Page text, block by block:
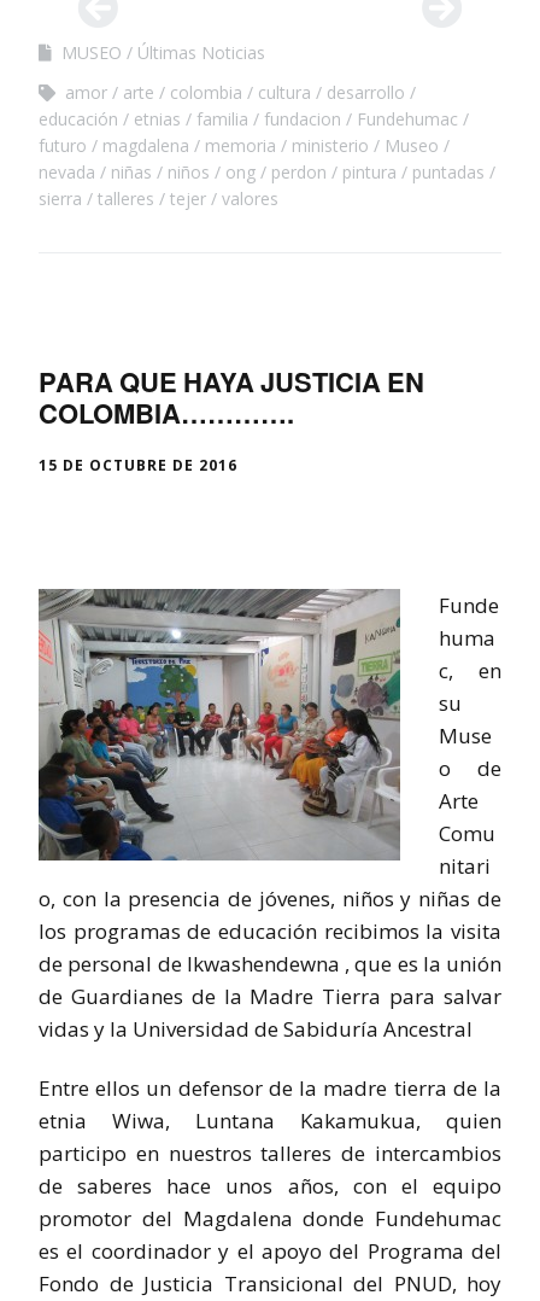
MUSEO
Últimas Noticias
amor
arte colombia cultura
desarrollo
educación
etnias familia fundacion
Fundehumac
futuro
magdalena memoria ministerio
Museo
nevada
niñas niños ong perdon pintura
puntadas
sierra
talleres tejer valores
PARA QUE HAYA JUSTICIA EN
COLOMBIA………….
15 DE OCTUBRE DE 2016
Funde
huma
c, en
su
Muse
o de
Arte
Comu
nitari
o, con la presencia de jóvenes, niños y niñas de
los programas de educación recibimos la visita
de personal de Ikwashendewna , que es la unión
de Guardianes de la Madre Tierra para salvar
vidas y la Universidad de Sabiduría Ancestral
Entre ellos un defensor de la madre tierra de la
etnia Wiwa, Luntana Kakamukua, quien
participo en nuestros talleres de intercambios
de saberes hace unos años, con el equipo
promotor del Magdalena donde Fundehumac
es el coordinador y el apoyo del Programa del
Fondo de Justicia Transicional del PNUD, hoy